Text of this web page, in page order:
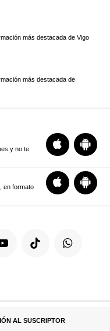
más destacada de Vigo
más destacada de
y no te
en formato
AL SUSCRIPTOR